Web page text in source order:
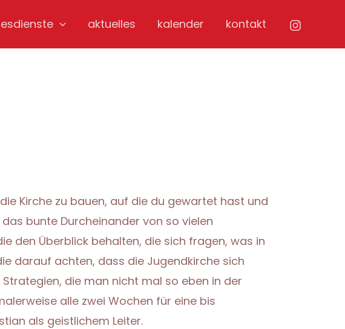
aktuelles kalender kontakt
Kirche zu bauen, auf die du gewartet hast und
bunte Durcheinander von so vielen
den Überblick behalten, die sich fragen, was in
darauf achten, dass die Jugendkirche sich
die man nicht mal so eben in der
alle zwei Wochen für eine bis
als geistlichem Leiter.